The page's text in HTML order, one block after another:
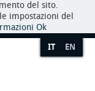
del sito.
impostazioni del
Ok
IT EN